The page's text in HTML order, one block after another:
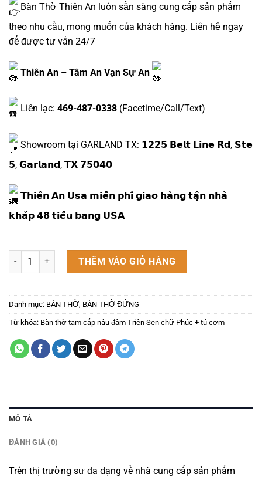
Bàn Thờ Thiên An luôn sẵn sàng cung cấp sản phẩm
theo nhu cầu, mong muốn của khách hàng. Liên hệ ngay
để được tư vấn 24/7
Thiên An – Tâm An Vạn Sự An
Liên lạc: 469-487-0338 (Facetime/Call/Text)
Showroom tại GARLAND TX: 𝟭𝟮𝟮𝟱 𝗕𝗲𝗹𝘁 𝗟𝗶𝗻𝗲 𝗥𝗱, 𝗦𝘁𝗲
𝟱, 𝗚𝗮𝗿𝗹𝗮𝗻𝗱, 𝗧𝗫 𝟳𝟱𝟬𝟰𝟬
𝗧𝗵𝗶𝗲̂𝗻 𝗔𝗻 𝗨𝘀𝗮 𝗺𝗶𝗲̂̃𝗻 𝗽𝗵𝗶́ 𝗴𝗶𝗮𝗼 𝗵𝗮̀𝗻𝗴 𝘁𝗮̣̂𝗻 𝗻𝗵𝗮̀
𝗸𝗵𝗮̆́𝗽 𝟰𝟴 𝘁𝗶𝗲̂̉𝘂 𝗯𝗮𝗻𝗴 𝗨𝗦𝗔
Bàn thờ tam cấp nâu đậm Triện Sen chữ Phúc + tủ cơm số lượng
THÊM VÀO GIỎ HÀNG
Danh mục: BÀN THỜ BÀN THỜ ĐỨNG
Từ khóa: Bàn thờ tam cấp nâu đậm Triện Sen chữ Phúc + tủ cơm
MÔ TẢ
ĐÁNH GIÁ (0)
Trên thị trường sự đa dạng về nhà cung cấp sản phẩm